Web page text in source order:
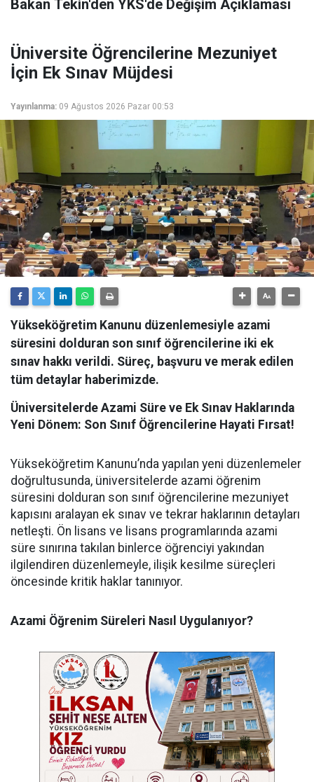
Bakan Tekin'den YKS'de Değişim Açıklaması
Üniversite Öğrencilerine Mezuniyet
İçin Ek Sınav Müjdesi
Yayınlanma: 09 Ağustos 2026 Pazar 00:53
Yükseköğretim Kanunu düzenlemesiyle azami
süresini dolduran son sınıf öğrencilerine iki ek
sınav hakkı verildi. Süreç, başvuru ve merak edilen
tüm detaylar haberimizde.
Üniversitelerde Azami Süre ve Ek Sınav Haklarında
Yeni Dönem: Son Sınıf Öğrencilerine Hayati Fırsat!
​Yükseköğretim Kanunu’nda yapılan yeni düzenlemeler
doğrultusunda, üniversitelerde azami öğrenim
süresini dolduran son sınıf öğrencilerine mezuniyet
kapısını aralayan ek sınav ve tekrar haklarının detayları
netleşti. Ön lisans ve lisans programlarında azami
süre sınırına takılan binlerce öğrenciyi yakından
ilgilendiren düzenlemeyle, ilişik kesilme süreçleri
öncesinde kritik haklar tanınıyor.
Azami Öğrenim Süreleri Nasıl Uygulanıyor?